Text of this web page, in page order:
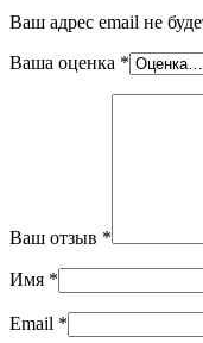
Ваш адрес email не
Ваша оценка *
Ваш отзыв *
Имя *
Email *